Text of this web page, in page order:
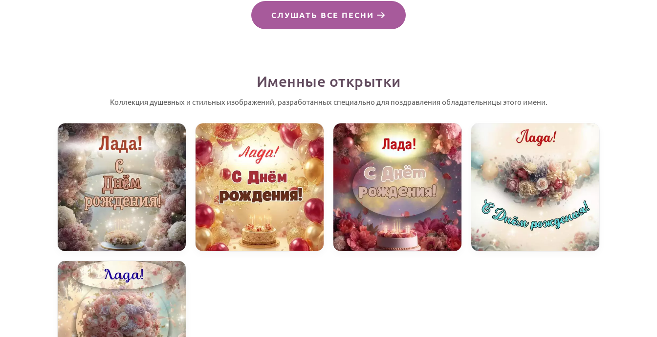
СЛУШАТЬ ВСЕ ПЕСНИ
Именные открытки
Коллекция душевных и стильных изображений, разработанных специально для поздравления обладательницы этого имени.